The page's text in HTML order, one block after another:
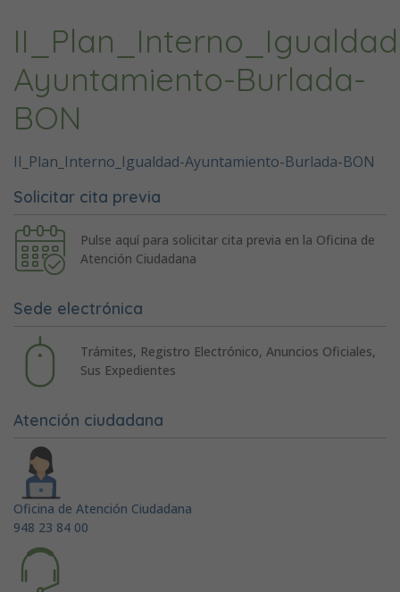
Ayuntamiento-Burlada-
BON
II_Plan_Interno_Igualdad-Ayuntamiento-Burlada-BON
Solicitar cita previa
Pulse aquí para solicitar cita previa en la Oficina de
Atención Ciudadana
Sede electrónica
Trámites, Registro Electrónico, Anuncios Oficiales,
Sus Expedientes
Atención ciudadana
Oficina de Atención Ciudadana
948 23 84 00